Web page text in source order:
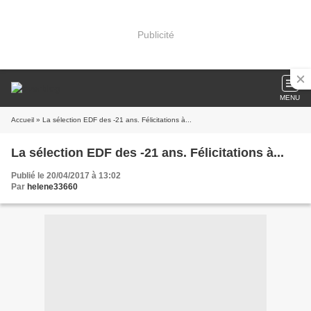
Publicité
MENU
Accueil » La sélection EDF des -21 ans. Félicitations à...
La sélection EDF des -21 ans. Félicitations à...
Publié le 20/04/2017 à 13:02
Par helene33660